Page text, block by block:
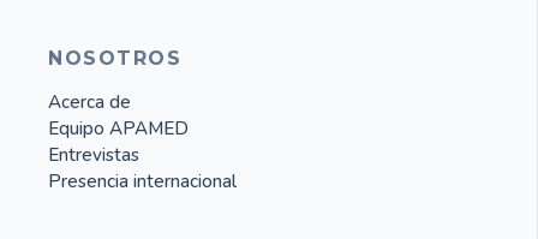
NOSOTROS
Acerca de
Equipo APAMED
Entrevistas
Presencia internacional